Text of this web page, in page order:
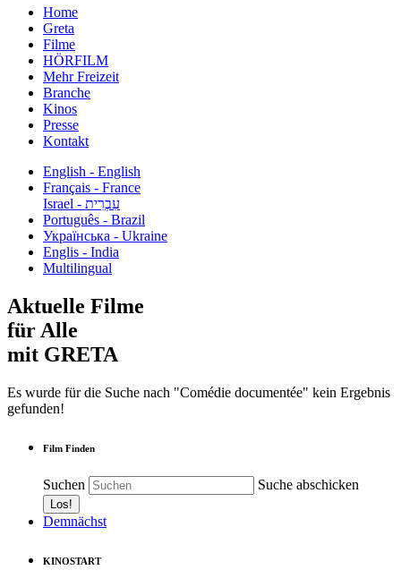
Home
Greta
Filme
HÖRFILM
Mehr Freizeit
Branche
Kinos
Presse
Kontakt
English - English
Français - France
עִבְרִית - Israel
Português - Brazil
Українська - Ukraine
Englis - India
Multilingual
Aktuelle Filme
für Alle
mit GRETA
Es wurde für die Suche nach "Comédie documentée" kein Ergebnis
gefunden!
Film Finden
Suchen Suche abschicken
Demnächst
KINOSTART